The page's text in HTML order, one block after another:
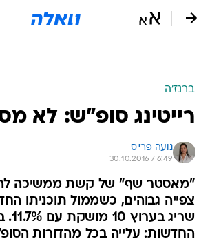
ברנז'ה
רייטינג סופ"ש: לא
נועה פרייס
30.10.2016 / 6:49
"מאסטר שף" של קשת ממשיכה
צפייה גבוהים, כשממול תוכניתו
שריג
החדשות: עלייה בכל מהדורות